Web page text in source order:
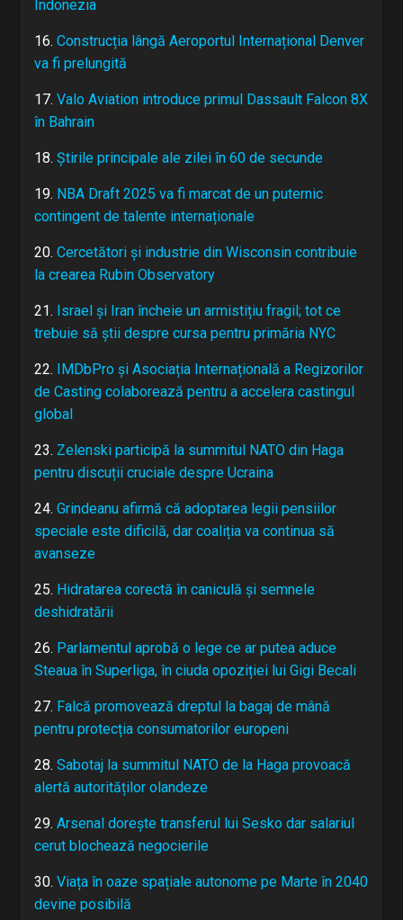
Indonezia
16. Construcția lângă Aeroportul Internațional Denver
va fi prelungită
17. Valo Aviation introduce primul Dassault Falcon 8X
în Bahrain
18. Știrile principale ale zilei în 60 de secunde
19. NBA Draft 2025 va fi marcat de un puternic
contingent de talente internaționale
20. Cercetători și industrie din Wisconsin contribuie
la crearea Rubin Observatory
21. Israel și Iran încheie un armistițiu fragil; tot ce
trebuie să știi despre cursa pentru primăria NYC
22. IMDbPro și Asociația Internațională a Regizorilor
de Casting colaborează pentru a accelera castingul
global
23. Zelenski participă la summitul NATO din Haga
pentru discuții cruciale despre Ucraina
24. Grindeanu afirmă că adoptarea legii pensiilor
speciale este dificilă, dar coaliția va continua să
avanseze
25. Hidratarea corectă în caniculă și semnele
deshidratării
26. Parlamentul aprobă o lege ce ar putea aduce
Steaua în Superliga, în ciuda opoziției lui Gigi Becali
27. Falcă promovează dreptul la bagaj de mână
pentru protecția consumatorilor europeni
28. Sabotaj la summitul NATO de la Haga provoacă
alertă autorităților olandeze
29. Arsenal dorește transferul lui Sesko dar salariul
cerut blochează negocierile
30. Viața în oaze spațiale autonome pe Marte în 2040
devine posibilă